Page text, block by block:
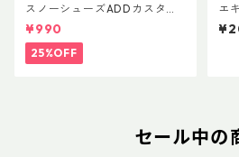
スノーシューズADDカスタム
Ver.5用 オリジナルカスタムヒ
ールパーツ
¥990
25%OFF
エ
ス
ム
セール中の